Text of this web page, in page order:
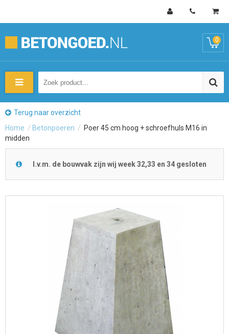
0
Terug naar overzicht
Home / Betonpoeren / Poer 45 cm hoog + schroefhuls M16 in
midden
I.v.m. de bouwvak zijn wij week 32,33 en 34 gesloten